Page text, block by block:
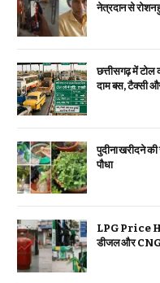
नेत्रदान से रोशन
छत्तीसगढ़ में टोल
दाम बस, टैक्सी
पुदीना खरीदने
पौधा
LPG Price
डीजल और CNG